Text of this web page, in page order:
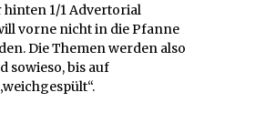
hinten 1/1 Advertorial
vorne nicht in die Pfanne
Die Themen werden also
sowieso, bis auf